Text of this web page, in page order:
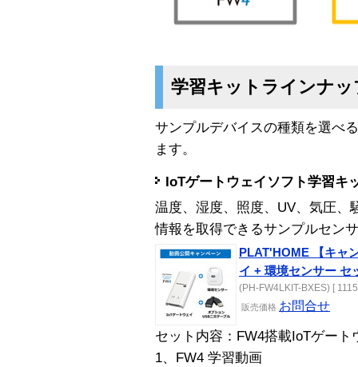
学習キットラインナッ
サンプルデバイスの種類を選べ
ます。
IoTゲートウェイソフト学習キ
温度、湿度、照度、UV、気圧、
情報を取得できるサンプルセン
PLAT'HOME 【キャ
イ + 環境センサー セ
(PH-FW4LKIT-BXES) [
販売価格 お問合せ
セット内容：FW4搭載IoTゲー
1、FW4 学習動画